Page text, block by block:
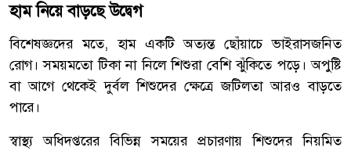
হাম নিয়ে বাড়ছে উদ্বেগ
বিশেষজ্ঞদের মতে, হাম একটি অত্যন্ত ছোঁয়াচে ভাইরাসজনিত
রোগ। সময়মতো টিকা না নিলে শিশুরা বেশি ঝুঁকিতে পড়ে। অপুষ্টি
বা আগে থেকেই দুর্বল শিশুদের ক্ষেত্রে জটিলতা আরও বাড়তে
পারে।
স্বাস্থ্য অধিদপ্তরের বিভিন্ন সময়ের প্রচারণায় শিশুদের নিয়মিত